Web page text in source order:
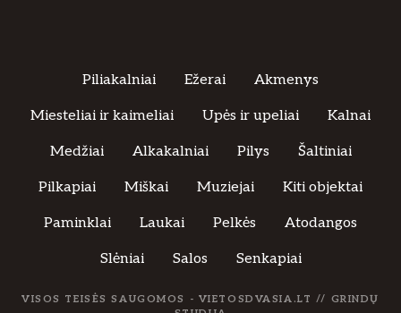
Piliakalniai Ežerai Akmenys
Miesteliai ir kaimeliai Upės ir upeliai Kalnai
Medžiai Alkakalniai Pilys Šaltiniai
Pilkapiai Miškai Muziejai Kiti objektai
Paminklai Laukai Pelkės Atodangos
Slėniai Salos Senkapiai
VISOS TEISĖS SAUGOMOS - VIETOSDVASIA.LT // GRINDŲ